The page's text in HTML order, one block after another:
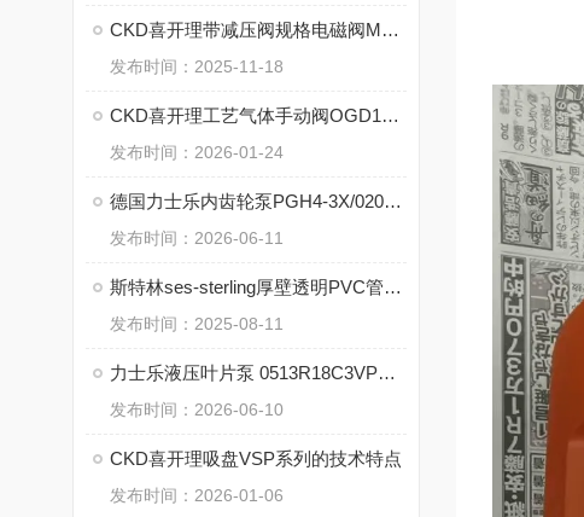
CKD喜开理带减压阀规格电磁阀M4GBR系列的规格
发布时间：2025-11-18
CKD喜开理工艺气体手动阀OGD10R-4RM-K的操作使用方法
发布时间：2026-01-24
德国力士乐内齿轮泵PGH4-3X/020LE11VU2的技术特点
发布时间：2026-06-11
斯特林ses-sterling厚壁透明PVC管的优点
发布时间：2025-08-11
力士乐液压叶片泵 0513R18C3VPV80SM21HYB05的技术解析
发布时间：2026-06-10
CKD喜开理吸盘VSP系列的技术特点
发布时间：2026-01-06